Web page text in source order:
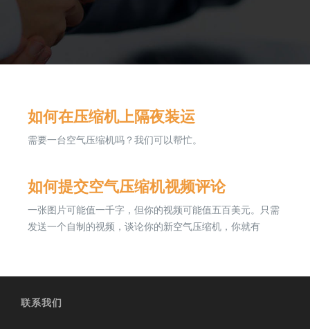
如何在压缩机上隔夜装运
需要一台空气压缩机吗？我们可以帮忙。
如何提交空气压缩机视频评论
一张图片可能值一千字，但你的视频可能值五百美元。只需
发送一个自制的视频，谈论你的新空气压缩机，你就有
联系我们